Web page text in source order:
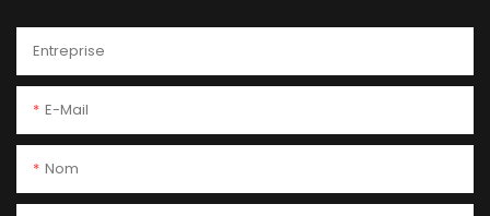
Entreprise
E-Mail
Nom